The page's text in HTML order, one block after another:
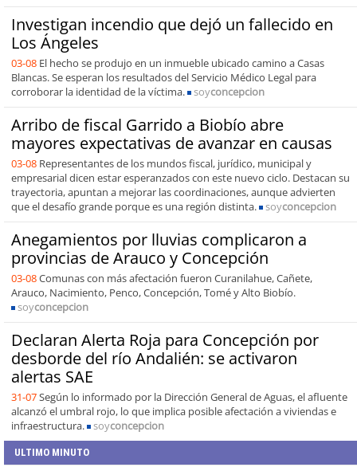
Investigan incendio que dejó un fallecido en
Los Ángeles
03-08 El hecho se produjo en un inmueble ubicado camino a Casas
Blancas. Se esperan los resultados del Servicio Médico Legal para
corroborar la identidad de la víctima.
soyconcepcion
Arribo de fiscal Garrido a Biobío abre
mayores expectativas de avanzar en causas
03-08 Representantes de los mundos fiscal, jurídico, municipal y
empresarial dicen estar esperanzados con este nuevo ciclo. Destacan su
trayectoria, apuntan a mejorar las coordinaciones, aunque advierten
que el desafío grande porque es una región distinta.
soyconcepcion
Anegamientos por lluvias complicaron a
provincias de Arauco y Concepción
03-08Comunas con más afectación fueron Curanilahue, Cañete,
Arauco, Nacimiento, Penco, Concepción, Tomé y Alto Biobío.
soyconcepcion
Declaran Alerta Roja para Concepción por
desborde del río Andalién: se activaron
alertas SAE
31-07Según lo informado por la Dirección General de Aguas, el afluente
alcanzó el umbral rojo, lo que implica posible afectación a viviendas e
infraestructura.
soyconcepcion
ULTIMO MINUTO